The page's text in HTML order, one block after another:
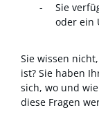
Sie
oder ein
Sie wissen
ist? Sie haben
sich, wo und
diese Fragen